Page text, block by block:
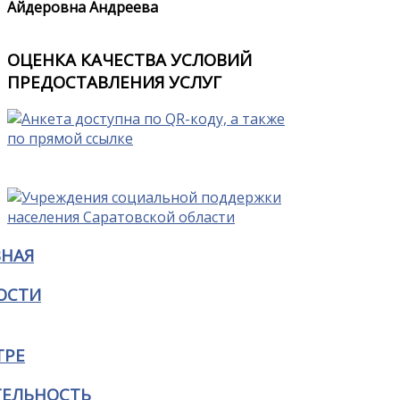
Айдеровна Андреева
ОЦЕНКА КАЧЕСТВА УСЛОВИЙ
ПРЕДОСТАВЛЕНИЯ УСЛУГ